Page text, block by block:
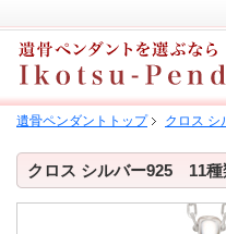
遺骨ペンダントトップ クロス
クロス シルバー925 11種